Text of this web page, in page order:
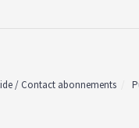
/ Contact abonnements